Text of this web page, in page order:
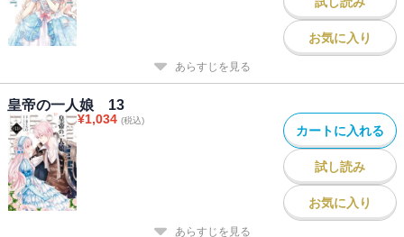
お気に入り
あらすじを見る
皇帝の一人娘 13
¥1,034 (税込)
カートに入れる
試し読み
お気に入り
あらすじを見る